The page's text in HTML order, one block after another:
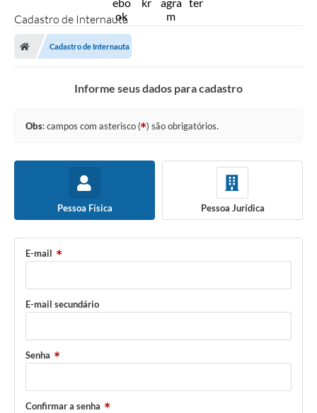
Secretarias
Editais
Audiências Públicas
Arquivos para Download
Cadastro de Internauta
Cadastro de Internauta
Informe seus dados para cadastro
Obs: campos com asterisco ( ) são obrigatórios.
Pessoa Física Pessoa Jurídica
E-mail
E-mail secundário
Senha
Confirmar a senha